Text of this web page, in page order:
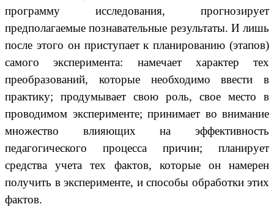
программу исследования, прогнозирует
предполагаемые познавательные результаты. И лишь
после этого он приступает к планированию (этапов)
самого эксперимента: намечает характер тех
преобразований, которые необходимо ввести в
практику; продумывает свою роль, свое место в
проводимом эксперименте; принимает во внимание
множество влияющих на эффективность
педагогического процесса причин; планирует
средства учета тех фактов, которые он намерен
получить в эксперименте, и способы обработки этих
фактов.